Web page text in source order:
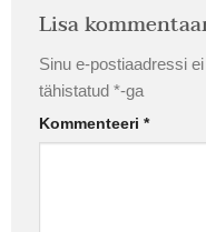
Lisa
Sinu e-postiaadressi
tähistatud *-ga
Kommenteeri *